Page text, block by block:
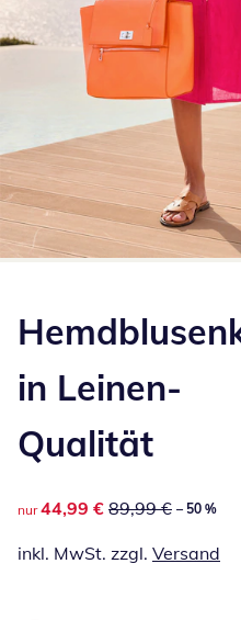
in Leinen-
Qualität
reduzierter Preis 44,99 €,
nur 44,99 € 89,99 € – 50 %
inkl. MwSt. zzgl. Versand